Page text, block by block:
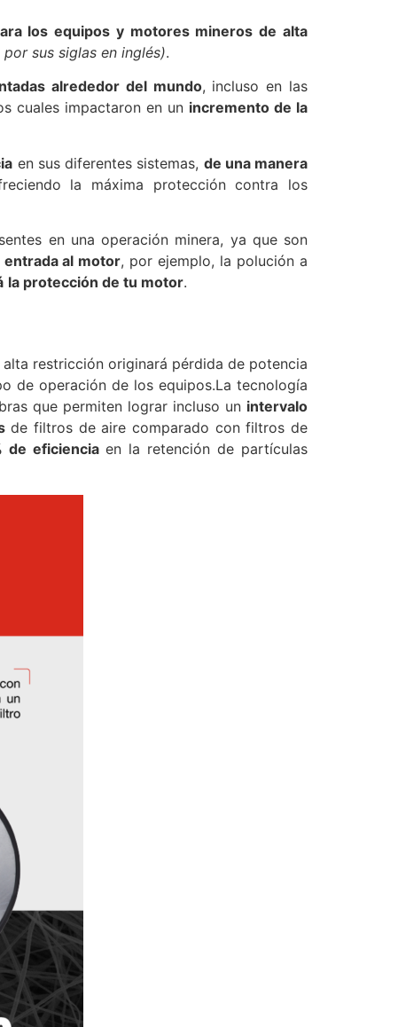
los equipos y motores mineros de alta
sus siglas en inglés).
alrededor del mundo, incluso en las
cuales impactaron en un incremento de la
en sus diferentes sistemas, de una manera
la máxima protección contra los
en una operación minera, ya que son
al motor, por ejemplo, la polución a
la protección de tu motor.
restricción originará pérdida de potencia
de operación de los equipos.La tecnología
que permiten lograr incluso un intervalo
de filtros de aire comparado con filtros de
de eficienciaen la retención de partículas